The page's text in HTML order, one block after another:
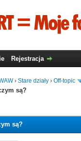
Rejestracja
› Stare działy › Off-topic
są?
są?